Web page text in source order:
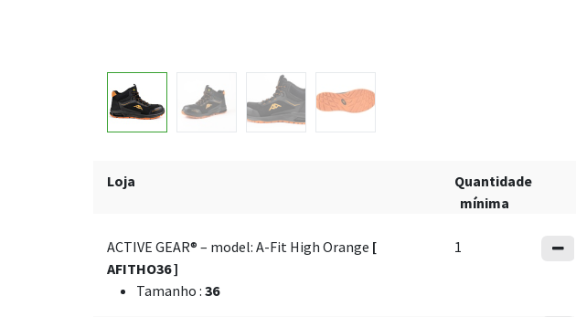
Loja
Quantidade
mínima
ACTIVE GEAR® – model: A-Fit High Orange [
AFITHO36 ]
Tamanho : 36
1